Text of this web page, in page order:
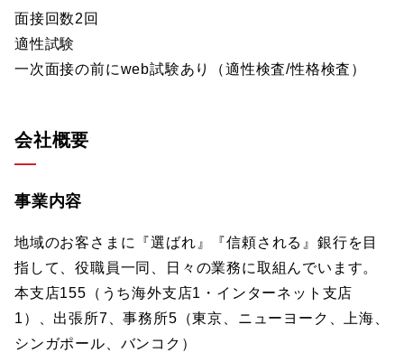
面接回数2回
適性試験
一次面接の前にweb試験あり（適性検査/性格検査）
会社概要
事業内容
地域のお客さまに『選ばれ』『信頼される』銀行を目
指して、役職員一同、日々の業務に取組んでいます。
本支店155（うち海外支店1・インターネット支店
1）、出張所7、事務所5（東京、ニューヨーク、上海、
シンガポール、バンコク）